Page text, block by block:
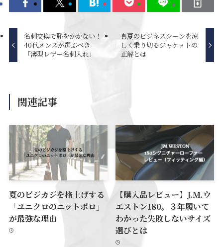
名刺交換で恥をかかない！
40代メンズが選ぶべき
「薄型レザー名刺入れ」
真夏のビジネスシーンを涼
しく乗り切るジャケットの
正解とは
関連記事
夏のビジカジを格上げする
「ユニクロのニットポロ」
が最強な理由
【購入品レビュー】J.M.ウ
エストン180。３年履いて
わかった失敗しないサイズ
選びとは